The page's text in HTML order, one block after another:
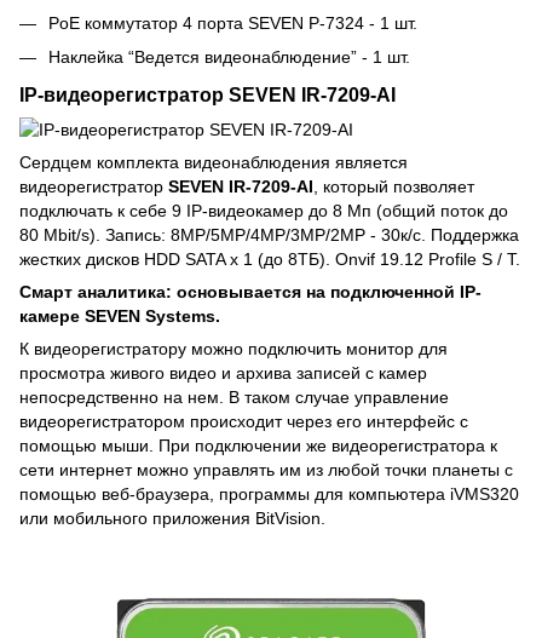
PoE коммутатор 4 порта SEVEN P-7324 - 1 шт.
Наклейка “Ведется видеонаблюдение” - 1 шт.
IP-видеорегистратор SEVEN IR-7209-AI
Сердцем комплекта видеонаблюдения является
видеорегистратор SEVEN IR-7209-AI , который позволяет
подключать к себе 9 IP-видеокамер до 8 Мп (общий поток до
80 Mbit/s). Запись: 8MP/5MP/4MP/3MP/2MP - 30к/c. Поддержка
жестких дисков HDD SATA x 1 (до 8ТБ). Onvif 19.12 Profile S / T.
Смарт аналитика: основывается на подключенной IP-
камере SEVEN Systems.
К видеорегистратору можно подключить монитор для
просмотра живого видео и архива записей с камер
непосредственно на нем. В таком случае управление
видеорегистратором происходит через его интерфейс с
помощью мыши. При подключении же видеорегистратора к
сети интернет можно управлять им из любой точки планеты с
помощью веб-браузера, программы для компьютера iVMS320
или мобильного приложения BitVision.